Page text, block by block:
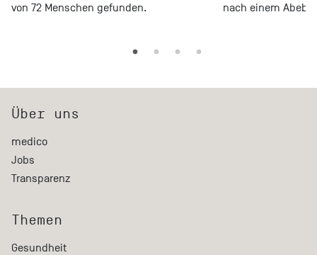
von 72 Menschen gefunden.
nach einem
Über uns
medico
Jobs
Transparenz
Themen
Gesundheit